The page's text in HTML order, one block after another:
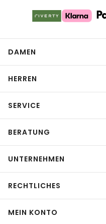
DAMEN
HERREN
SERVICE
BERATUNG
UNTERNEHMEN
RECHTLICHES
MEIN KONTO